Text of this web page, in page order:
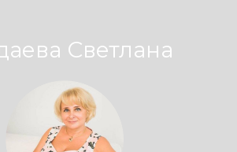
Светлана